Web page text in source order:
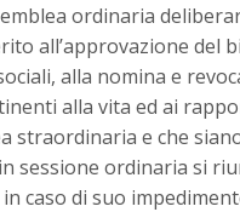
ordinaria
all’approvazione del
alla nomina e
alla vita ed ai
straordinaria e che
sessione ordinaria si
caso di suo